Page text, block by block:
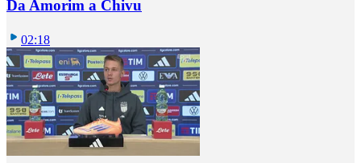
Da Amorim a Chivu
02:18